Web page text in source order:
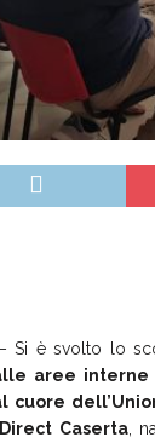
– Si è svolto lo
aree interne
Caserta,